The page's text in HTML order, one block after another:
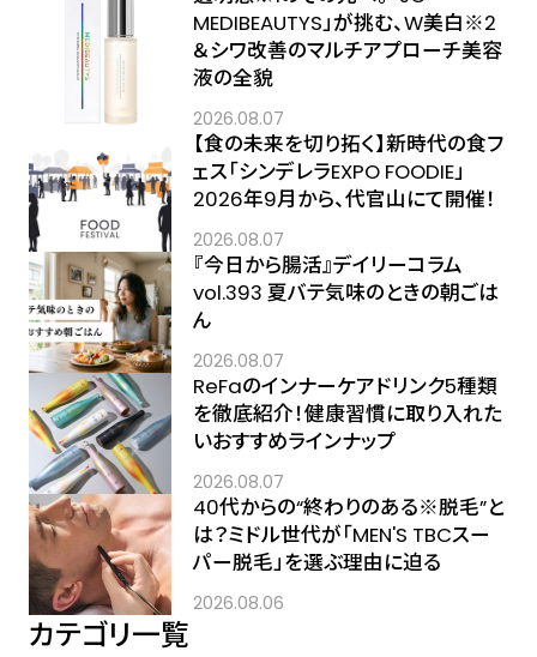
MEDIBEAUTYS」が挑む、W美白※2
＆シワ改善のマルチアプローチ美容
液の全貌
2026.08.07
【食の未来を切り拓く】新時代の食フ
ェス「シンデレラEXPO FOODIE」
2026年9月から、代官山にて開催！
2026.08.07
『今日から腸活』デイリーコラム
vol.393 夏バテ気味のときの朝ごは
ん
2026.08.07
ReFaのインナーケアドリンク5種類
を徹底紹介！健康習慣に取り入れた
いおすすめラインナップ
2026.08.07
40代からの“終わりのある※脱毛”と
は？ミドル世代が「MEN'S TBCスー
パー脱毛」を選ぶ理由に迫る
2026.08.06
カテゴリ一覧